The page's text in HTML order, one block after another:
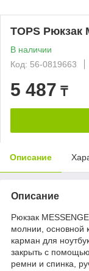
TOPS Рюкзак
В наличии
Код: 56-0819663
5 487 ₸
Описание
Описание
Рюкзак
молнии, основной
карман для
закрыть с
ремни и спинка,